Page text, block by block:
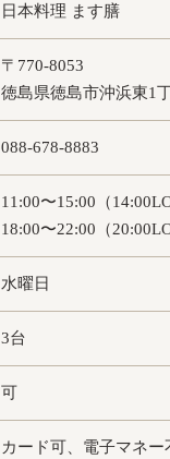
日本料理 ます膳
〒770-8053
徳島県徳島市沖浜東1
088-678-8883
11:00〜15:00（14:00LO
18:00〜22:00（20:00LO
水曜日
3台
可
カード可、電子マネー